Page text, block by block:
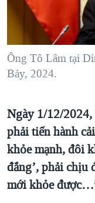
KINH TẾ
KHOA HỌC
SỨC KHOẺ
VĂN HOÁ
GIÁO DỤC
MỘT NĂM CHIẾN
GIẢI MÃ VÀNH
TRỊNH VĨNH BÌNH
CHI PHÍ CHIẾN
CÁC GIÁ TRỊ
THƯỢNG ĐỈNH
TRỊNH VĨNH BÌNH
MẠNG XÃ HỘI
Ngôn ngữ khác
Ông Tô Lâm tại
Bảy, 2024.
Ngày 1/12/
phải tiến hành
khỏe mạnh, đôi
đắng’, phải chịu
mới khỏe